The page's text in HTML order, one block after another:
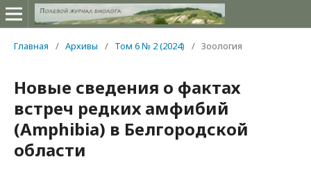
Главная / Архивы / Том 6 № 2 (2024) / Зоология
Новые сведения о фактах
встреч редких амфибий
(Amphibia) в Белгородской
области